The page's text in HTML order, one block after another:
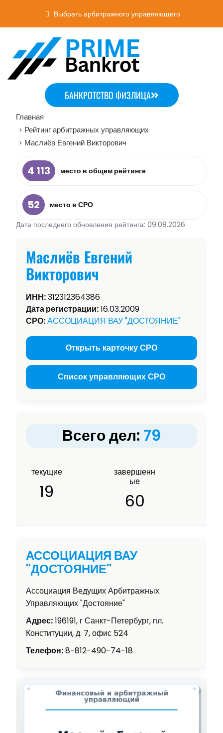
Выбрать арбитражного управляющего
БАНКРОТСТВО ФИЗЛИЦА
Главная
> Рейтинг арбитражных управляющих
> Маслиёв Евгений Викторович
4 113 место в общем рейтинге
52
место в СРО
Дата последнего обновления рейтинга: 09.08.2026
Маслиёв Евгений
Викторович
ИНН:312312364386
Дата регистрации:16.03.2009
СРО:АССОЦИАЦИЯ ВАУ "ДОСТОЯНИЕ"
Открыть карточку СРО
Список управляющих СРО
Всего дел: 79
текущие
19
завершенн
ые
60
АССОЦИАЦИЯ ВАУ
"ДОСТОЯНИЕ"
Ассоциация Ведущих Арбитражных
Управляющих "Достояние"
Адрес:196191, г Санкт-Петербург, пл.
Конституции, д. 7, офис 524
Телефон:8-812-490-74-18